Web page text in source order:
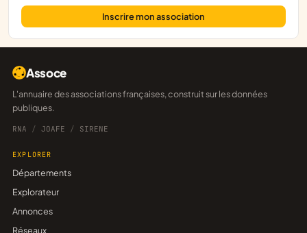
Inscrire mon association
Assoce
L'annuaire des associations françaises, construit sur les données
publiques.
RNA / JOAFE / SIRENE
EXPLORER
Départements
Explorateur
Annonces
Réseaux